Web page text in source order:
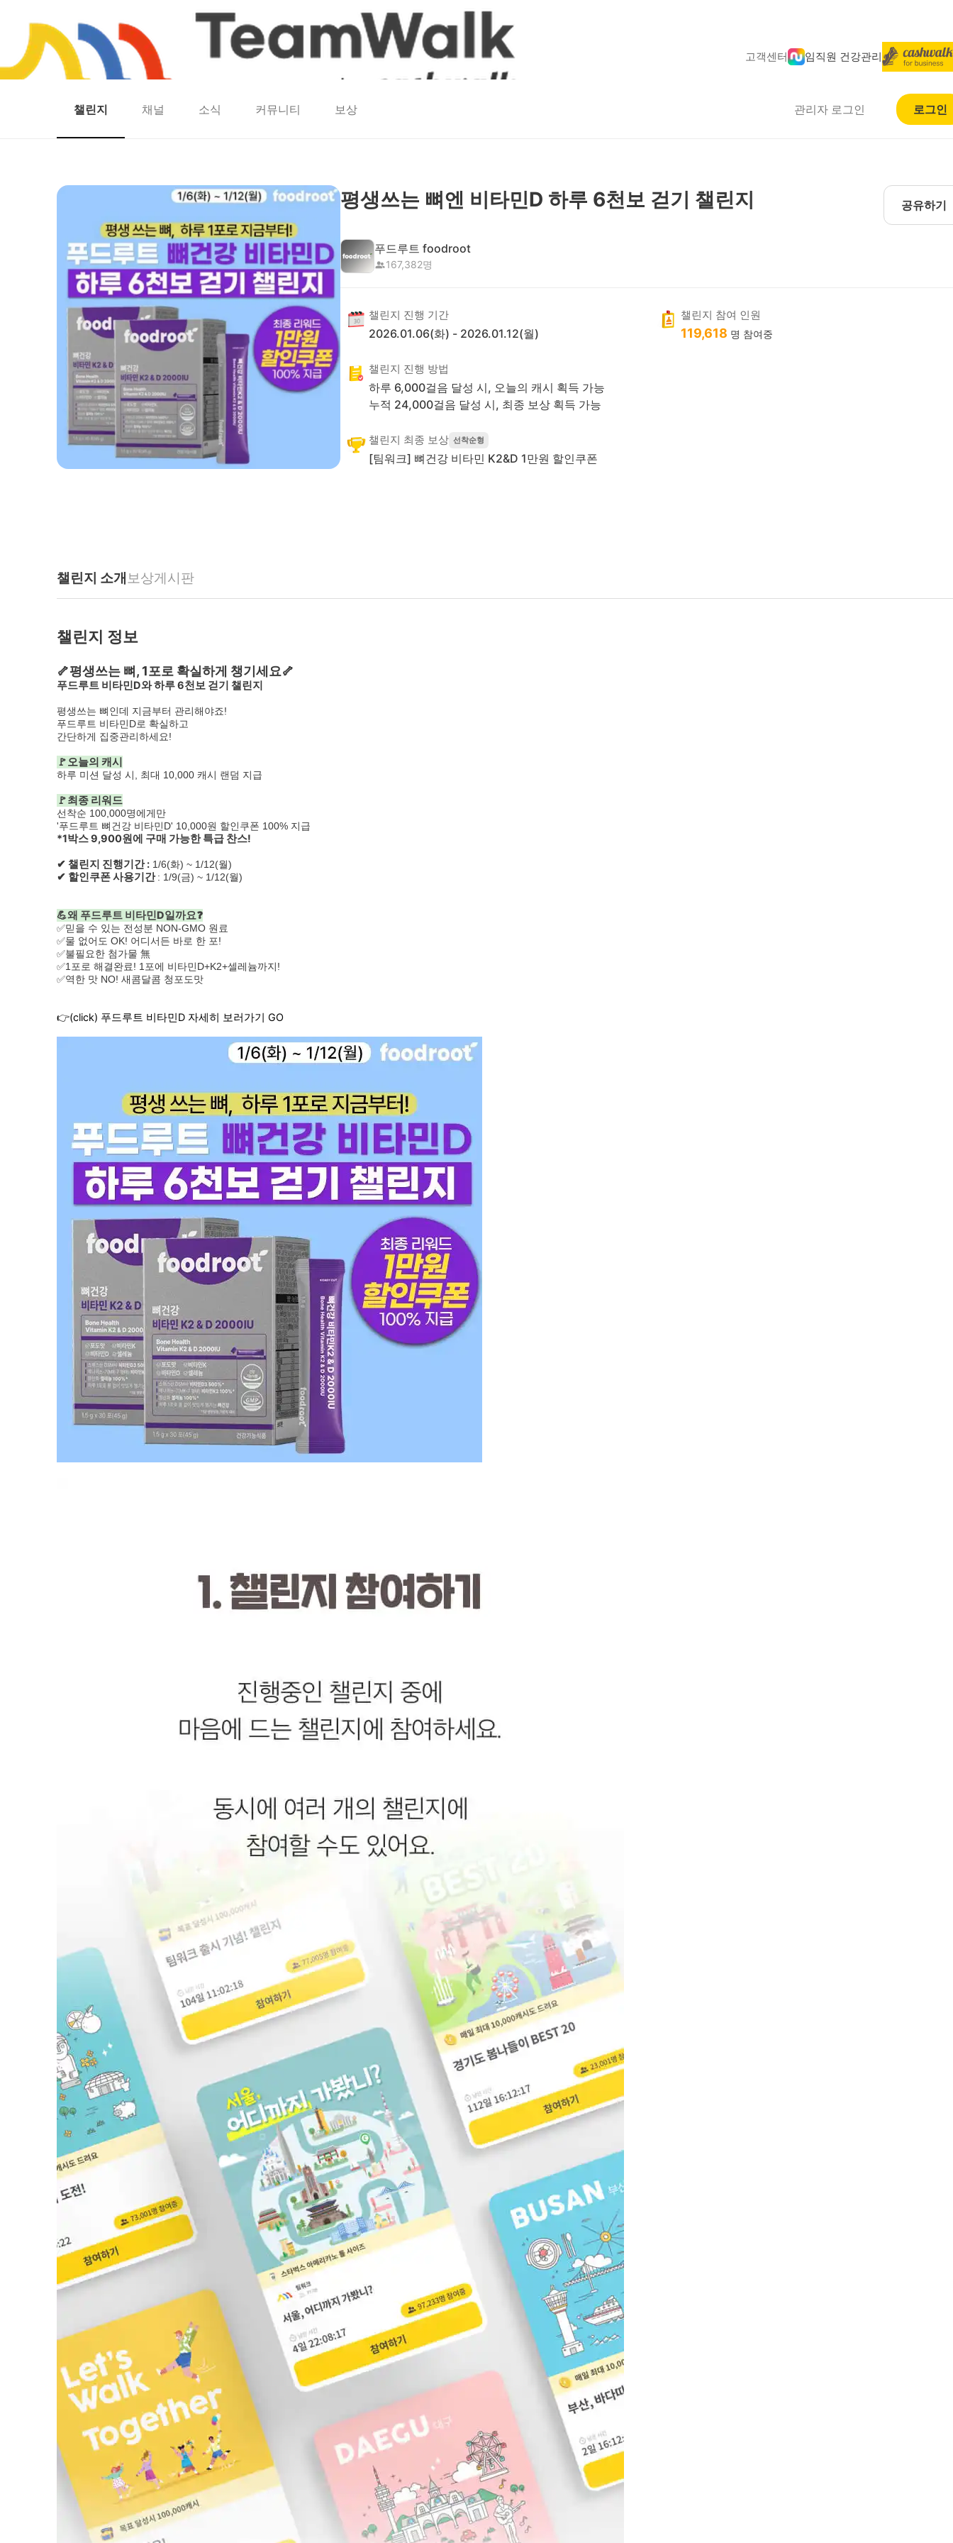
고객센터 임직원 건강관리
런마일 모두의챌린지 캐시로또 캐시딜
챌린지 채널 소식 커뮤니티 보상 관리자 로그인 로그인
평생쓰는 뼈엔 비타민D 하루 6천보 걷기 챌린지 공유하기
푸드루트 foodroot
167,382명
챌린지 진행 기간
2026.01.06(화) - 2026.01.12(월)
챌린지 참여 인원
119,618 명 참여중
챌린지 진행 방법
하루 6,000걸음 달성 시, 오늘의 캐시 획득 가능
누적 24,000걸음 달성 시, 최종 보상 획득 가능
챌린지 최종 보상 선착순형
[팀워크] 뼈건강 비타민 K2&D 1만원 할인쿠폰
챌린지 소개 보상게시판
챌린지 정보
🦴평생쓰는 뼈, 1포로 확실하게 챙기세요🦴
푸드루트 비타민D와 하루 6천보 걷기 챌린지
평생쓰는 뼈인데 지금부터 관리해야죠!
푸드루트 비타민D로 확실하고
간단하게 집중관리하세요!
🚩오늘의 캐시
하루 미션 달성 시, 최대 10,000 캐시 랜덤 지급
🚩최종 리워드
선착순 100,000명에게만
'푸드루트 뼈건강 비타민D' 10,000원 할인쿠폰 100% 지급
*1박스 9,900원에 구매 가능한 특급 찬스!
✔ 챌린지 진행기간 : 1/6(화) ~ 1/12(월)
✔ 할인쿠폰 사용기간: 1/9(금) ~ 1/12(월)
💪왜 푸드루트 비타민D일까요❓
✅믿을 수 있는 전성분 NON-GMO 원료
✅물 없어도 OK! 어디서든 바로 한 포!
✅불필요한 첨가물 無
✅1포로 해결완료! 1포에 비타민D+K2+셀레늄까지!
✅역한 맛 NO! 새콤달콤 청포도맛
👉(click) 푸드루트 비타민D 자세히 보러가기 GO